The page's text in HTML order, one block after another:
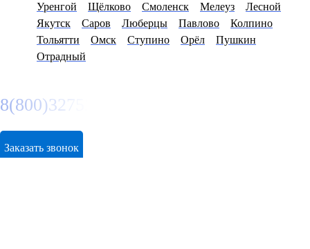
Уренгой
Щёлково Смоленск Мелеуз
Лесной
Якутск
Саров Люберцы Павлово
Колпино
Тольятти
Омск Ступино Орёл
Пушкин
Отрадный
8(800)3275280
Заказать звонок